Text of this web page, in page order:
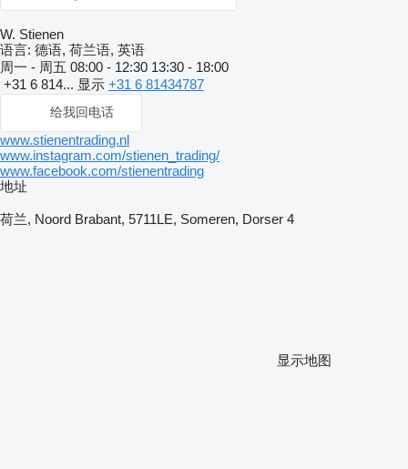
W. Stienen
语言: 德语, 荷兰语, 英语
周一 - 周五 08:00 - 12:30 13:30 - 18:00
+31 6 814... 显示 +31 6 81434787
给我回电话
www.stienentrading.nl
www.instagram.com/stienen_trading/
www.facebook.com/stienentrading
地址
荷兰, Noord Brabant, 5711LE, Someren, Dorser 4
显示地图